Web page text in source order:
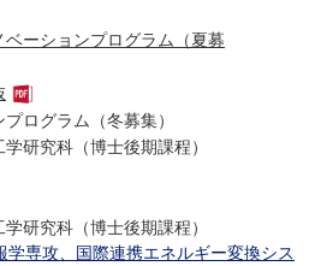
ーションプログラム（夏募
ログラム（冬募集）
研究科（博士後期課程）
研究科（博士後期課程）
学専攻、国際連携エネルギー変換シス